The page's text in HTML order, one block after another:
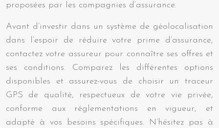
proposées par les compagnies d’assurance.
Avant d’investir dans un système de géolocalisation
dans l’espoir de réduire votre prime d’assurance,
contactez votre assureur pour connaître ses offres et
ses conditions. Comparez les différentes options
disponibles et assurez-vous de choisir un traceur
GPS de qualité, respectueux de votre vie privée,
conforme aux réglementations en vigueur, et
adapté à vos besoins spécifiques. N’hésitez pas à